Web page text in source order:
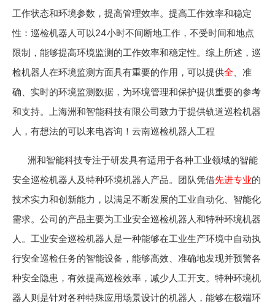
工作状态和环境参数，提高管理效率。提高工作效率和稳定
性：巡检机器人可以24小时不间断地工作，不受时间和地点
限制，能够提高环境监测的工作效率和稳定性。综上所述，巡
检机器人在环境监测方面具有重要的作用，可以提供全、准
确、实时的环境监测数据，为环境管理和保护提供重要的参考
和支持。上海洲和智能科技有限公司致力于提供轨道巡检机器
人，有想法的可以来电咨询！云南巡检机器人工程
洲和智能科技专注于研发具有适用于各种工业领域的智能
安全巡检机器人及特种环境机器人产品。团队凭借先进专业的
技术实力和创新能力，以满足不断发展的工业自动化、智能化
需求。公司的产品主要为工业安全巡检机器人和特种环境机器
人。工业安全巡检机器人是一种能够在工业生产环境中自动执
行安全巡检任务的智能设备，能够高效、准确地发现并预警各
种安全隐患，有效提高巡检效率，减少人工开支。特种环境机
器人则是针对各种特殊应用场景设计的机器人，能够在极端环